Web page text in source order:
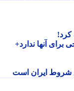
آنها ندارد+
ایران است